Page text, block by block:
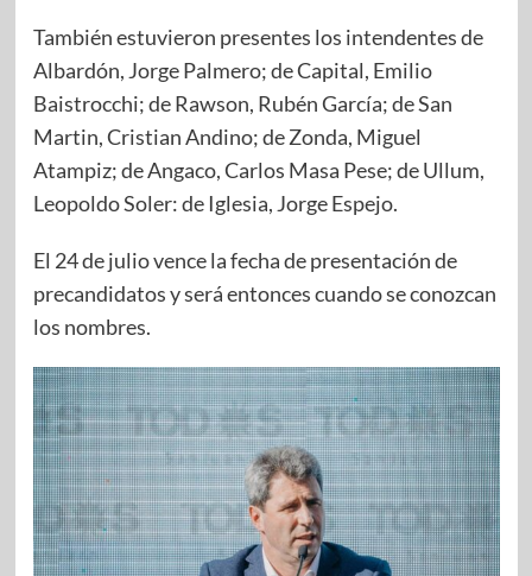
También estuvieron presentes los intendentes de
Albardón, Jorge Palmero; de Capital, Emilio
Baistrocchi; de Rawson, Rubén García; de San
Martin, Cristian Andino; de Zonda, Miguel
Atampiz; de Angaco, Carlos Masa Pese; de Ullum,
Leopoldo Soler: de Iglesia, Jorge Espejo.
El 24 de julio vence la fecha de presentación de
precandidatos y será entonces cuando se conozcan
los nombres.